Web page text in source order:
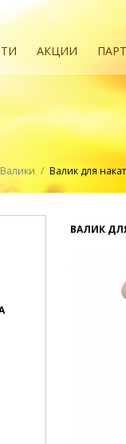
АКЦИИ
Валики / Валик для
ВАЛИК